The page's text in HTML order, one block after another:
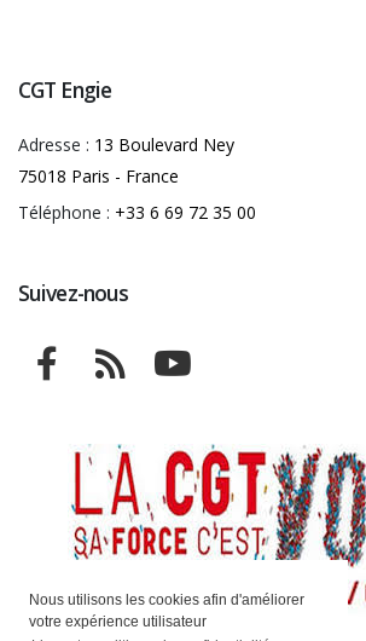
Nous utilisons les cookies afin d'améliorer
votre expérience utilisateur
CGT Engie
Adresse : 13 Boulevard Ney
75018 Paris - France
Téléphone : +33 6 69 72 35 00
Suivez-nous